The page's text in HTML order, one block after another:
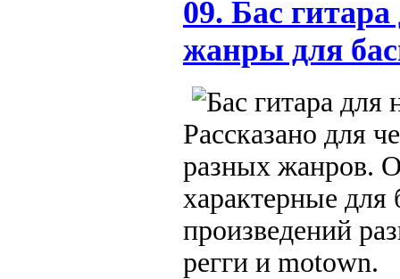
09. Бас
жанры для
Рассказано для
разных жанров.
характерные
произведений
регги и motown.